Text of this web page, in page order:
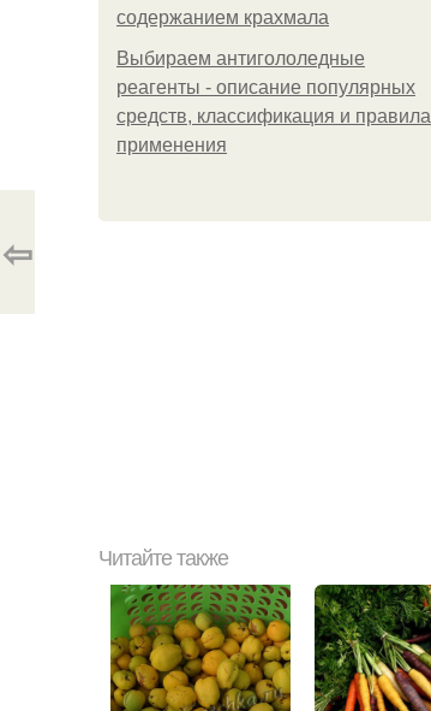
содержанием крахмала
Выбираем антигололедные
реагенты - описание популярных
средств, классификация и правила
применения
⇦
Читайте также